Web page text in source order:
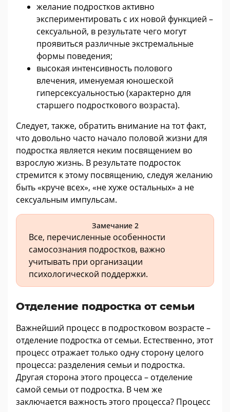
желание подростков активно
экспериментировать с их новой функцией –
сексуальной, в результате чего могут
проявиться различные экстремальные
формы поведения;
высокая интенсивность полового
влечения, именуемая юношеской
гиперсексуальностью (характерно для
старшего подросткового возраста).
Следует, также, обратить внимание на тот факт,
что довольно часто начало половой жизни для
подростка является неким посвящением во
взрослую жизнь. В результате подросток
стремится к этому посвящению, следуя желанию
быть «круче всех», «не хуже остальных» а не
сексуальным импульсам.
Замечание 2
Все, перечисленные особенности
самосознания подростков, важно
учитывать при организации
психологической поддержки.
Отделение подростка от семьи
Важнейший процесс в подростковом возрасте –
отделение подростка от семьи. Естественно, этот
процесс отражает только одну сторону целого
процесса: разделения семьи и подростка.
Другая сторона этого процесса – отделение
самой семьи от подростка. В чем же
заключается важность этого процесса? Процесс